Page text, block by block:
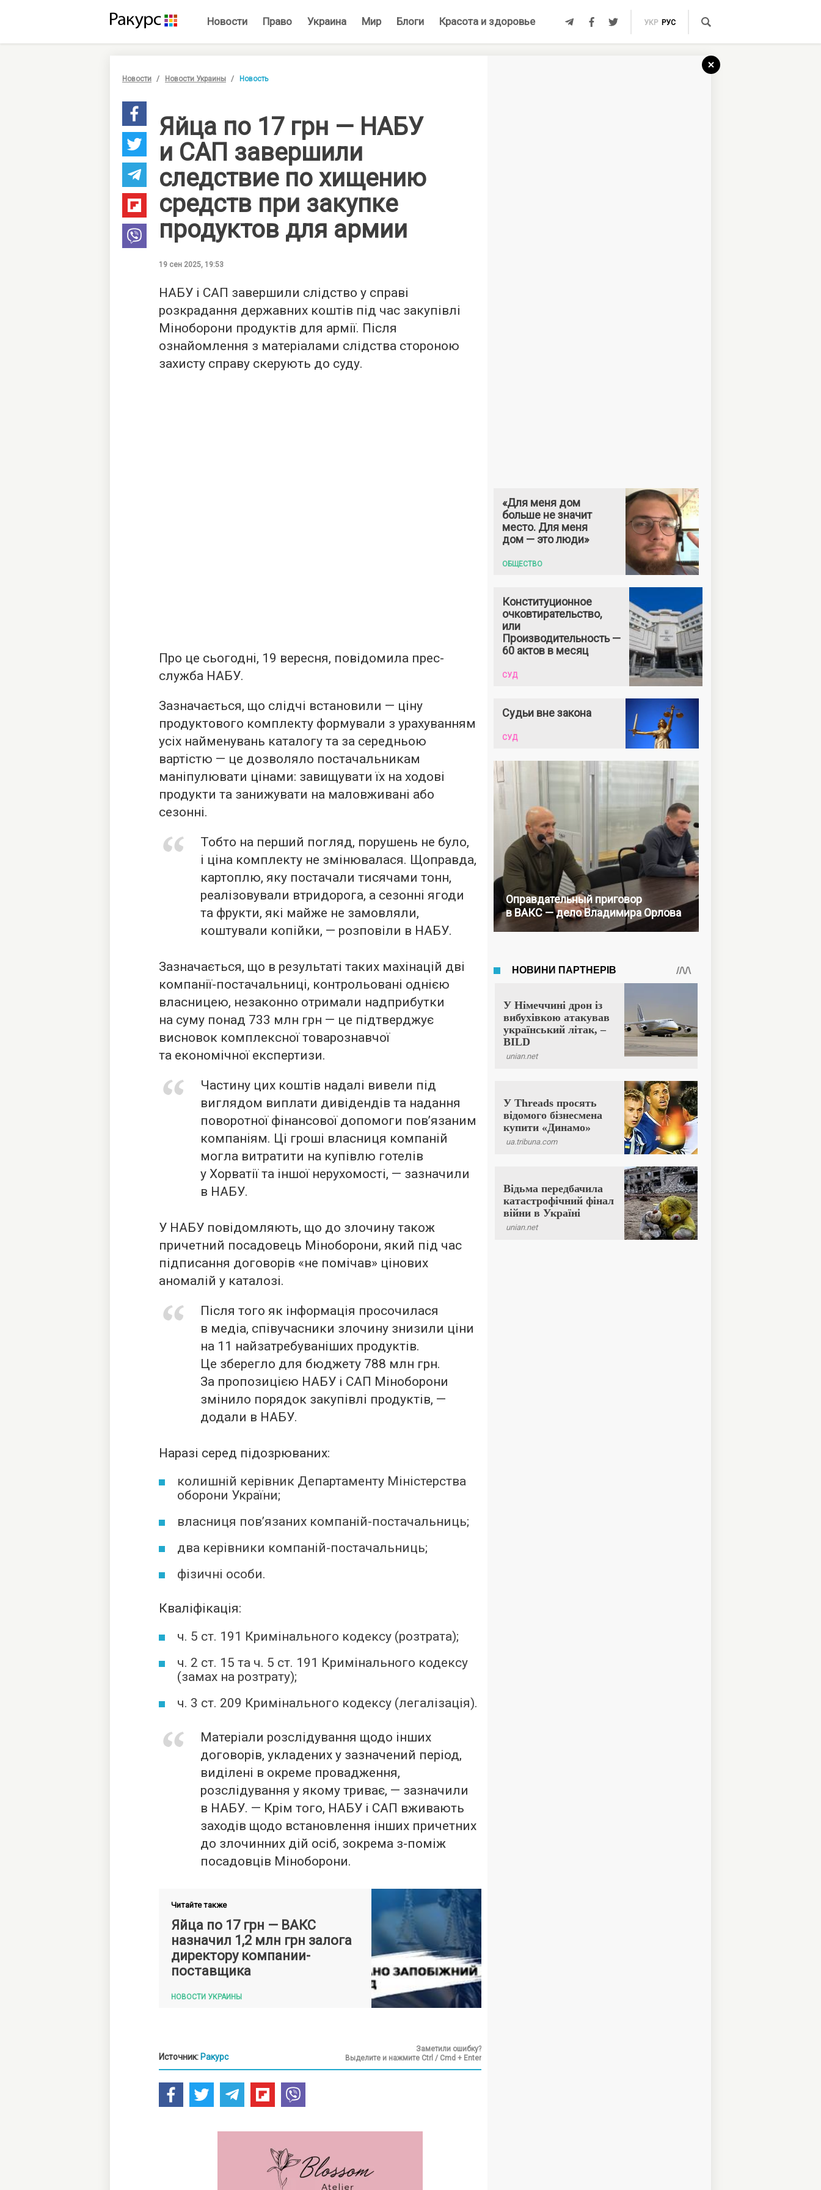
Новости Право Украина Мир Блоги Красота и здоровье УКР РУС
Новости Новости Украины Новость
Яйца по 17 грн — НАБУ
и САП завершили
следствие по хищению
средств при закупке
продуктов для армии
19 сен 2025, 19:53
НАБУ і САП завершили слідство у справі
розкрадання державних коштів під час закупівлі
Міноборони продуктів для армії. Після
ознайомлення з матеріалами слідства стороною
захисту справу скерують до суду.
Про це сьогодні, 19 вересня, повідомила прес-
служба НАБУ.
Зазначається, що слідчі встановили — ціну
продуктового комплекту формували з урахуванням
усіх найменувань каталогу та за середньою
вартістю — це дозволяло постачальникам
маніпулювати цінами: завищувати їх на ходові
продукти та занижувати на маловживані або
сезонні.
Тобто на перший погляд, порушень не було,
і ціна комплекту не змінювалася. Щоправда,
картоплю, яку постачали тисячами тонн,
реалізовували втридорога, а сезонні ягоди
та фрукти, які майже не замовляли,
коштували копійки, — розповіли в НАБУ.
Зазначається, що в результаті таких махінацій дві
компанії-постачальниці, контрольовані однією
власницею, незаконно отримали надприбутки
на суму понад 733 млн грн — це підтверджує
висновок комплексної товарознавчої
та економічної експертизи.
Частину цих коштів надалі вивели під
виглядом виплати дивідендів та надання
поворотної фінансової допомоги пов’язаним
компаніям. Ці гроші власниця компаній
могла витратити на купівлю готелів
у Хорватії та іншої нерухомості, — зазначили
в НАБУ.
У НАБУ повідомляють, що до злочину також
причетний посадовець Міноборони, який під час
підписання договорів «не помічав» цінових
аномалій у каталозі.
Після того як інформація просочилася
в медіа, співучасники злочину знизили ціни
на 11 найзатребуваніших продуктів.
Це зберегло для бюджету 788 млн грн.
За пропозицією НАБУ і САП Міноборони
змінило порядок закупівлі продуктів, —
додали в НАБУ.
Наразі серед підозрюваних:
колишній керівник Департаменту Міністерства
оборони України;
власниця пов’язаних компаній-постачальниць;
два керівники компаній-постачальниць;
фізичні особи.
Кваліфікація:
ч. 5 ст. 191 Кримінального кодексу (розтрата);
ч. 2 ст. 15 та ч. 5 ст. 191 Кримінального кодексу
(замах на розтрату);
ч. 3 ст. 209 Кримінального кодексу (легалізація).
Матеріали розслідування щодо інших
договорів, укладених у зазначений період,
виділені в окреме провадження,
розслідування у якому триває, — зазначили
в НАБУ. — Крім того, НАБУ і САП вживають
заходів щодо встановлення інших причетних
до злочинних дій осіб, зокрема з-поміж
посадовців Міноборони.
Читайте также
Яйца по 17 грн — ВАКС
назначил 1,2 млн грн залога
директору компании-
поставщика
НОВОСТИ УКРАИНЫ
Источник: Ракурс
Заметили ошибку?
Выделите и нажмите Ctrl / Cmd + Enter
«Для меня дом
больше не значит
место. Для меня
дом — это люди»
ОБЩЕСТВО
Конституционное
очковтирательство,
или
Производительность —
60 актов в месяц
СУД
Судьи вне закона
СУД
Оправдательный приговор
в ВАКС — дело Владимира Орлова